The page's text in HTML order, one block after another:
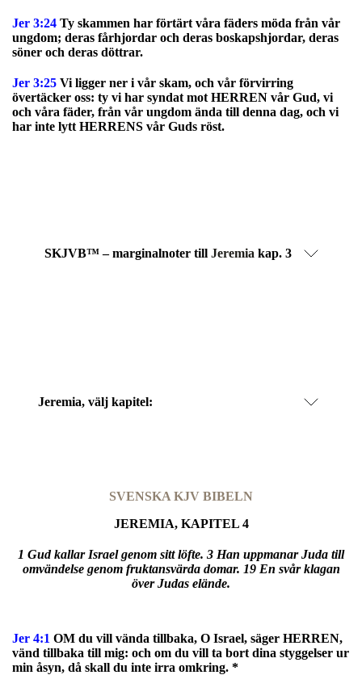
Jer 3:24 Ty skammen har förtärt våra fäders möda från vår
ungdom; deras fårhjordar och deras boskapshjordar, deras
söner och deras döttrar.
Jer 3:25 Vi ligger ner i vår skam, och vår förvirring
övertäcker oss: ty vi har syndat mot HERREN vår Gud, vi
och våra fäder, från vår ungdom ända till denna dag, och vi
har inte lytt HERRENS vår Guds röst.
SKJVB™ – marginalnoter till Jeremia kap. 3
Jeremia, välj kapitel:
SVENSKA KJV BIBELN
JEREMIA, KAPITEL 4
1 Gud kallar Israel genom sitt löfte. 3 Han uppmanar Juda till
omvändelse genom fruktansvärda domar. 19 En svår klagan
över Judas elände.
Jer 4:1 OM du vill vända tillbaka, O Israel, säger HERREN,
vänd tillbaka till mig: och om du vill ta bort dina styggelser ur
min åsyn, då skall du inte irra omkring. *